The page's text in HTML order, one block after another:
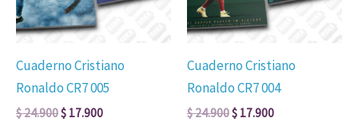
Cuaderno Cristiano
Ronaldo CR7 005
$24.900$ 17.900
Cuaderno Cristiano
Ronaldo CR7 004
$24.900$ 17.900